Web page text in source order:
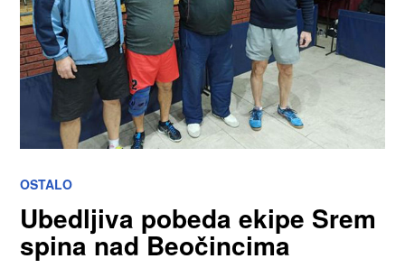
OSTALO
Ubedljiva pobeda ekipe Srem
spina nad Beočincima